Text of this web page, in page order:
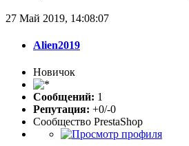
27 Май 2019, 14:08:07
Alien2019
Новичок
Сообщений: 1
Репутация: +0/-0
Сообщество PrestaShop